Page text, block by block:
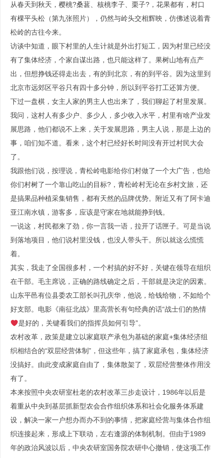
从春天到秋天，樱桃?桑葚、核桃李子、栗子?，花果都有，村口
有棵平头松（第九张照片），仍然与岭头交相辉映，仿佛述说着青
松岭的古往今来。
访谈中知道，眼下村里的人生计就是外出打短工，因为村里已经没
有了集体经济，个家自谋出路，也只能这样了。果树山地有点产
出，但想挣钱还得走出去，有的到北京，有的到平谷。因为这里到
北京市远郊区平谷只有四十多分钟，所以到平谷打工还算方便。
下过一盘棋，女主人家的男主人也出来了，我们聊起了村里发展。
我问，这村人有多少户、多少人，多少收入水平，村里有啥产业发
展思路，他们都说不上来，关于发展思路，男主人说，那是上边的
事，咱们知不道。看来，这个村已经好长时间没有开过村民大会
了。
我跟他们说，按理说，青松岭电影给你们村做了一个大广告，也给
你们村树了一个靠山吃山的目标?，青松岭村无论在乡村文旅，还
是搞果品种植采集销售，都有天然的品牌优势。附近又有了阿卡迪
亚江南水镇，游客多，应该是守家在地就能挣到钱。
一说这，村民都来了劲，你一言我一语，拉开了话匣子。可是当说
到落地项目，他们说村里没钱，也没人带头干。所以就这么慌慌
着。
其实，我走了全国很多村，一个村搞的好不好，关键在领导在组织
在干部。毛主席说，正确的路线确定之后，干部就是决定的因素。
山东平邑有位县委农工部长叫孔庆华，他说，给钱给物，不如给个
好支部。电影《南征北战》里高营长有句经典的话“战士们的热情
是好的，关键看我们的指挥员如何引导”。
农村改革，政策是建立以家庭联产承包为基础的家庭+集体经济组
织相结合的“双层经营体制”，但这些年，搞了家庭承包，集体经济
没搞好。由此变成家庭自由了，集体散架了，双层经营整体作用没
有了。
本来按照中央农研室杜老的农村改革三步走设计，1986年以后是
着重从中央到基层抓新型农会合作组织体系和社会化服务体系建
设，解决一家一户想办而办不到的事情，把家庭经营与集体合作组
织连接起来，形成上下联动，左右逢源的体制机制。但由于1989
年的政治风波以后，中央农研室国务院农研中心撤销，使这项工作